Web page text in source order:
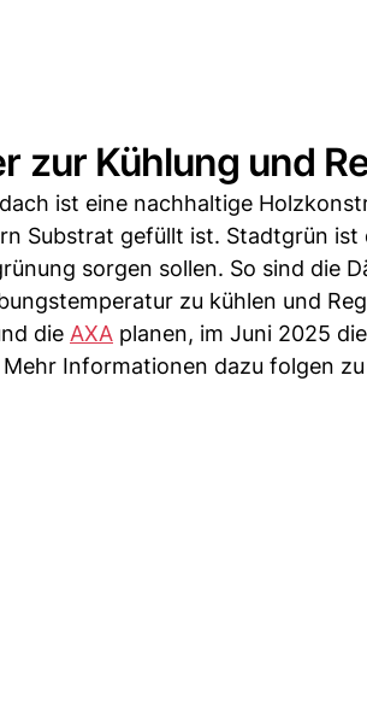
zur Kühlung und
ist eine nachhaltige
Substrat gefüllt ist. Stadtgrün
sorgen sollen. So sind die
zu kühlen und
die AXA planen, im Juni 2025
Informationen dazu folgen